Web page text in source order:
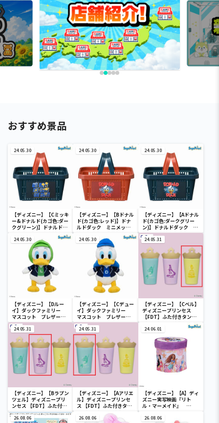
おすすめ景品
24.05.30
【ディズニー】【Cミッキ
ー&ドナルド(カゴ色:ダー
クグリーン)】ドナルドダ
ック ミニメッシュカゴ
24.05.30
【ディズニー】【Bドナル
ド(カゴ色:レッド)】ドナ
ルドダック ミニメッシ
24.05.30
【ディズニー】【Aドナル
ド(カゴ色:ダークグリー
ン)】ドナルドダック ミ
ニメッシュカゴ
24.05.30
【ディズニー】【Dルー
イ】ダックファミリー
マスコット ブレザーコ
スチューム
24.05.30
【ディズニー】【Cデュー
イ】ダックファミリー
マスコット ブレザーコ
スチューム
24.05.31
【ディズニー】【Cベル】
ディズニープリンセス
【FDT】ふた付きタンブ
24.05.31
【ディズニー】【Bラプン
ツェル】ディズニープリ
ンセス 【FDT】ふた付き
タンブラー
24.05.31
【ディズニー】【Aアリエ
ル】ディズニープリンセ
ス 【FDT】ふた付きタン
24.06.01
【ディズニー】【A】ディ
ズニー実写映画『リト
ル・マーメイド』
チェアー
26.08.06 26.08.06 26.08.06